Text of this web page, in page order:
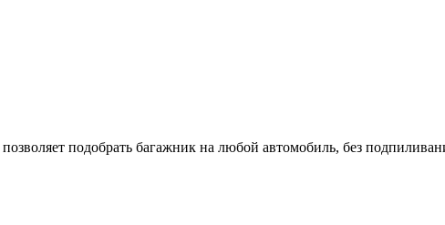
позволяет подобрать багажник на любой автомобиль, без